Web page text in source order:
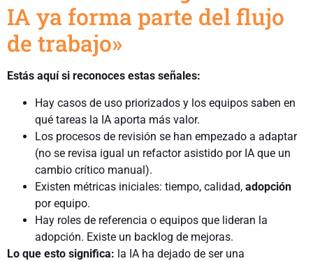
IA ya forma parte del flujo
de trabajo»
Estás aquí si reconoces estas señales:
Hay casos de uso priorizados y los equipos saben en
qué tareas la IA aporta más valor.
Los procesos de revisión se han empezado a adaptar
(no se revisa igual un refactor asistido por IA que un
cambio crítico manual).
Existen métricas iniciales: tiempo, calidad, adopción
por equipo.
Hay roles de referencia o equipos que lideran la
adopción. Existe un backlog de mejoras.
Lo que esto significa: la IA ha dejado de ser una